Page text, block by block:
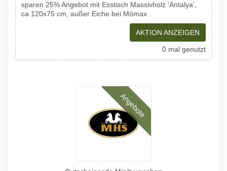
sparen 25% Angebot mit Esstisch Massivholz 'Antalya',
ca 120x75 cm, außer Eiche bei Mömax
AKTION ANZEIGEN
0 mal genutzt
Angebote